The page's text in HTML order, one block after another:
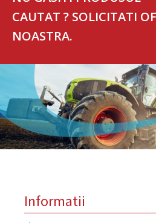
CAUTAT ? SOLICITATI
NOASTRA.
Informatii